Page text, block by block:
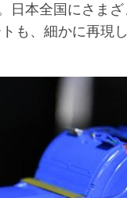
日本全国にさま
も、細かに再現